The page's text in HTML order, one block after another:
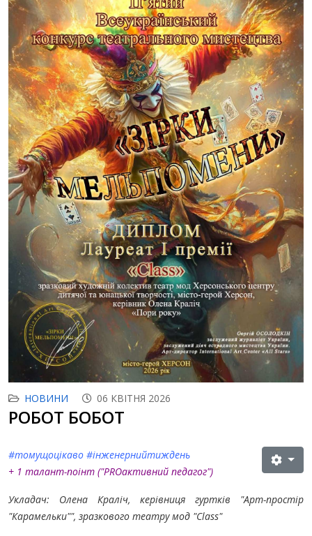
НОВИНИ 06 КВІТНЯ 2026
РОБОТ БОБОТ
#томущоцікаво #інженернийтиждень
+ 1 талант-поінт ("PROактивний педагог")
Укладач: Олена Краліч, керівниця гуртків "Арт-простір
"Карамельки"", зразкового театру мод "Class"